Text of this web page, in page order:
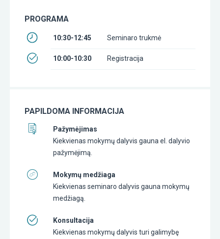
PROGRAMA
10:30-12:45 Seminaro trukmė
10:00-10:30 Registracija
PAPILDOMA INFORMACIJA
Pažymėjimas
Kiekvienas mokymų dalyvis gauna el. dalyvio
pažymėjimą.
Mokymų medžiaga
Kiekvienas seminaro dalyvis gauna mokymų
medžiagą.
Konsultacija
Kiekvienas mokymų dalyvis turi galimybę